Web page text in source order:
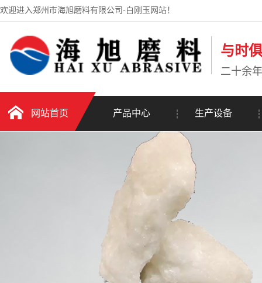
欢迎进入郑州市海旭磨料有限公司-白刚玉网站！
与时
二十余
网站首页 产品中心 生产设备